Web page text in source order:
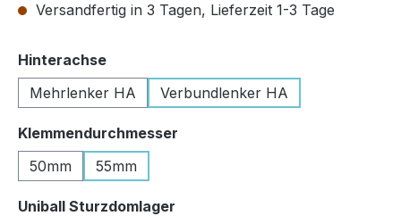
Versandfertig in 3 Tagen, Lieferzeit 1-3 Tage
Hinterachseauswählen
Mehrlenker HA
Verbundlenker HA
Klemmendurchmesser
50mm
55mm
Uniball Sturzdomlager